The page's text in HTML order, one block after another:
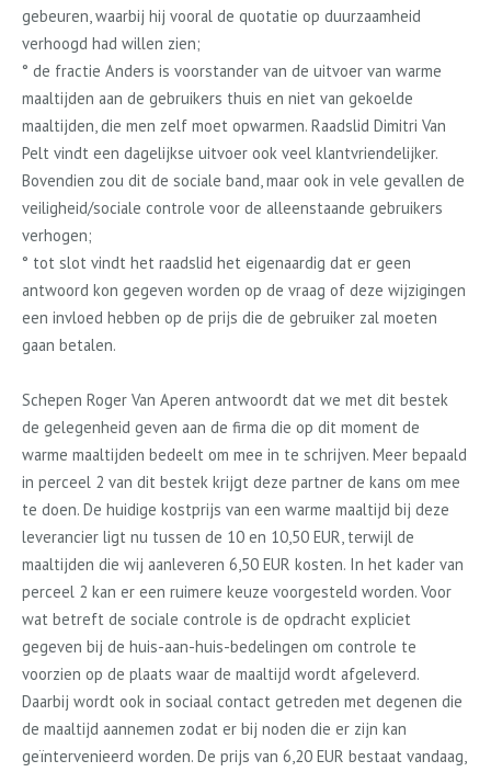
gebeuren, waarbij hij vooral de quotatie op duurzaamheid
verhoogd had willen zien;
° de fractie Anders is voorstander van de uitvoer van warme
maaltijden aan de gebruikers thuis en niet van gekoelde
maaltijden, die men zelf moet opwarmen. Raadslid Dimitri Van
Pelt vindt een dagelijkse uitvoer ook veel klantvriendelijker.
Bovendien zou dit de sociale band, maar ook in vele gevallen de
veiligheid/sociale controle voor de alleenstaande gebruikers
verhogen;
° tot slot vindt het raadslid het eigenaardig dat er geen
antwoord kon gegeven worden op de vraag of deze wijzigingen
een invloed hebben op de prijs die de gebruiker zal moeten
gaan betalen.
Schepen Roger Van Aperen antwoordt dat we met dit bestek
de gelegenheid geven aan de firma die op dit moment de
warme maaltijden bedeelt om mee in te schrijven. Meer bepaald
in perceel 2 van dit bestek krijgt deze partner de kans om mee
te doen. De huidige kostprijs van een warme maaltijd bij deze
leverancier ligt nu tussen de 10 en 10,50 EUR, terwijl de
maaltijden die wij aanleveren 6,50 EUR kosten. In het kader van
perceel 2 kan er een ruimere keuze voorgesteld worden. Voor
wat betreft de sociale controle is de opdracht expliciet
gegeven bij de huis-aan-huis-bedelingen om controle te
voorzien op de plaats waar de maaltijd wordt afgeleverd.
Daarbij wordt ook in sociaal contact getreden met degenen die
de maaltijd aannemen zodat er bij noden die er zijn kan
geïntervenieerd worden. De prijs van 6,20 EUR bestaat vandaag,